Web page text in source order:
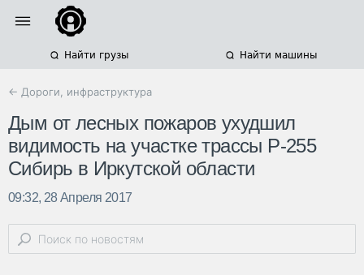
Найти грузы Найти машины
← Дороги, инфраструктура
Дым от лесных пожаров ухудшил
видимость на участке трассы Р-255
Сибирь в Иркутской области
09:32, 28 Апреля 2017